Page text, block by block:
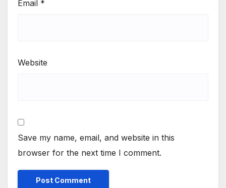
Email *
Website
Save my name, email, and website in this
browser for the next time I comment.